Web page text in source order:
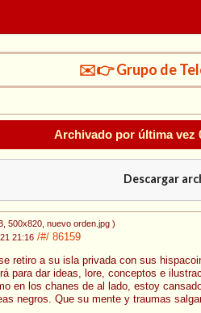
✉️👉 Grupo de
Archivado por última vez
Descargar
, 500x820 , nuevo orden.jpg )
21:16 /#/ 86159
retiro a su isla privada con sus
para dar ideas, lore, conceptos e
en los chanes de al lado, estoy
negros. Que su mente y traumas